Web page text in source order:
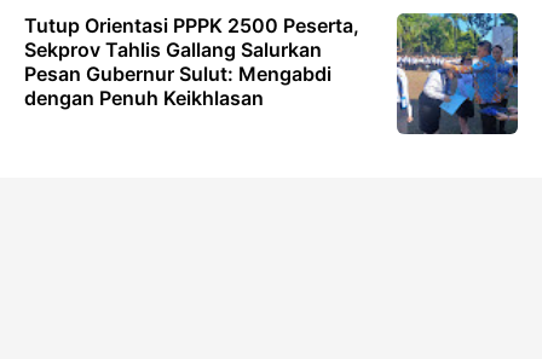
Tutup Orientasi PPPK 2500 Peserta,
Sekprov Tahlis Gallang Salurkan
Pesan Gubernur Sulut: Mengabdi
dengan Penuh Keikhlasan